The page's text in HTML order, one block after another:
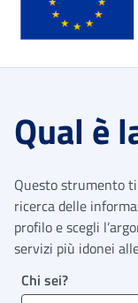
Qual è
Questo strumento
ricerca delle
profilo e scegli
servizi più idonei
Chi sei?